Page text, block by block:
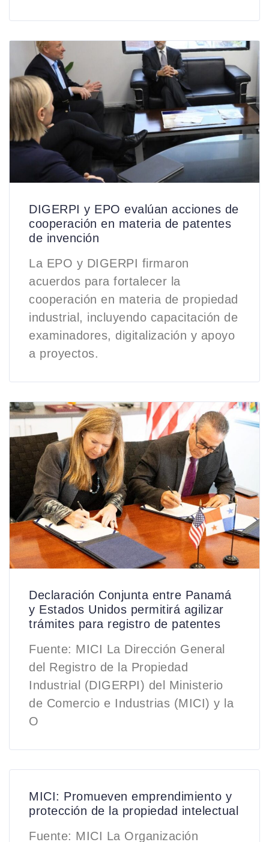
DIGERPI y EPO evalúan acciones de
cooperación en materia de patentes
de invención
La EPO y DIGERPI firmaron
acuerdos para fortalecer la
cooperación en materia de propiedad
industrial, incluyendo capacitación de
examinadores, digitalización y apoyo
a proyectos.
Declaración Conjunta entre Panamá
y Estados Unidos permitirá agilizar
trámites para registro de patentes
Fuente: MICI La Dirección General
del Registro de la Propiedad
Industrial (DIGERPI) del Ministerio
de Comercio e Industrias (MICI) y la
O
MICI: Promueven emprendimiento y
protección de la propiedad intelectual
Fuente: MICI La Organización